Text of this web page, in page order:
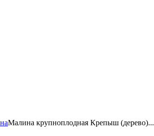
Малина крупноплодная Крепыш (дерево)...